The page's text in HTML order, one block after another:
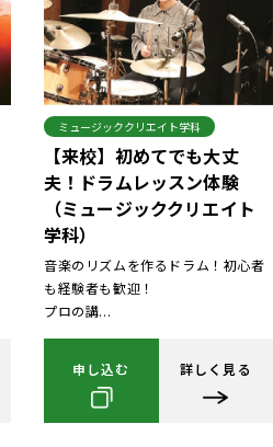
ミュージッククリエイト学科
【来校】初めてでも大丈
夫！ドラムレッスン体験
（ミュージッククリエイト
学科）
音楽のリズムを作るドラム！初心者
も経験者も歓迎！
プロの講...
申し込む 詳しく見る